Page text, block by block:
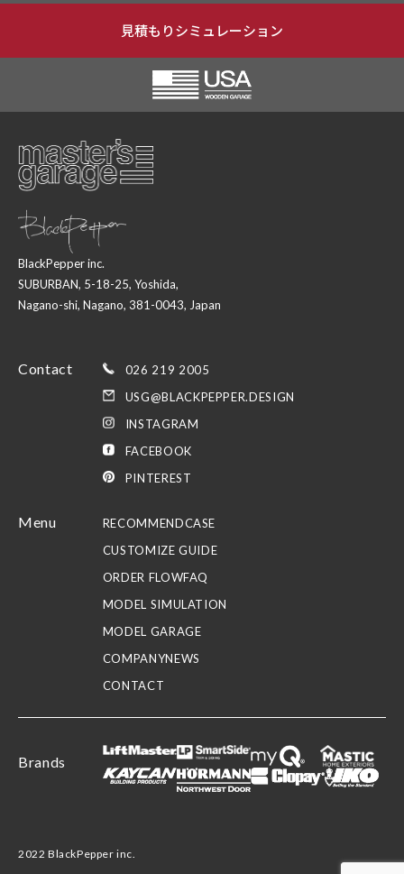
見積もりシミュレーション
BlackPepper inc.
SUBURBAN, 5-18-25, Yoshida,
Nagano-shi, Nagano, 381-0043, Japan
Contact
026 219 2005
USG@BLACKPEPPER.DESIGN
INSTAGRAM
FACEBOOK
PINTEREST
Menu RECOMMENDCASE
CUSTOMIZE GUIDE
ORDER FLOWFAQ
MODEL SIMULATION
MODEL GARAGE
COMPANYNEWS
CONTACT
Brands
2022 BlackPepper inc.